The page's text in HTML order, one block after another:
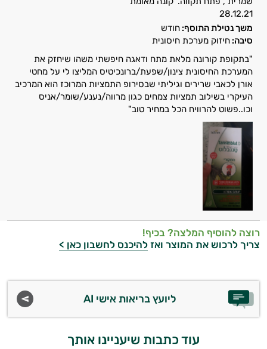
28.12.21
משך נטילת התוסף: חודש
סיבה: חיזוק מערכת חיסונית
"בתקופת קורונה מלאת מתח ודאגה חיפשתי משהו שיחזק את
המערכת החיסונית צינון/שפעת/ברונכיטיס המליצו לי על מחטי
אורן לכאבי שרירים וגיליתי שבסירופ התמציות המרוכז הוא המרכיב
העיקרי בשילוב תמציות צמחים כגון מרווה/נענע/שומר/אניס
וכו..פשוט להרוויח הכל במחיר טוב"
רוצה להוסיף המלצה? בכיף!
צריך לרכוש את המוצר ואז להיכנס לחשבון כאן >
ליועץ בריאות אישי AI
עוד כתבות שיעניינו אותך